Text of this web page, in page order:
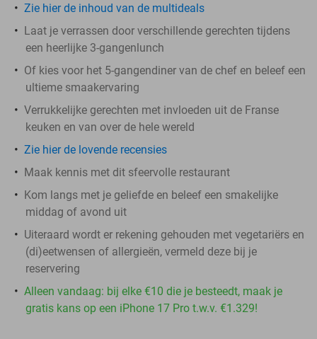
Zie hier de inhoud van de multideals
Laat je verrassen door verschillende gerechten tijdens
een heerlijke 3-gangenlunch
Of kies voor het 5-gangendiner van de chef en beleef een
ultieme smaakervaring
Verrukkelijke gerechten met invloeden uit de Franse
keuken en van over de hele wereld
Zie hier de lovende recensies
Maak kennis met dit sfeervolle restaurant
Kom langs met je geliefde en beleef een smakelijke
middag of avond uit
Uiteraard wordt er rekening gehouden met vegetariërs en
(di)eetwensen of allergieën, vermeld deze bij je
reservering
Alleen vandaag: bij elke €10 die je besteedt, maak je
gratis kans op een iPhone 17 Pro t.w.v. €1.329!